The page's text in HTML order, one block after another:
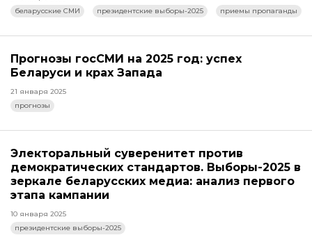
беларусские СМИ
президентские выборы-2025 приемы пропаганды
Прогнозы госСМИ на 2025 год: успех
Беларуси и крах Запада
21 января 2025
прогнозы
Электоральный суверенитет против
демократических стандартов. Выборы-2025 в
зеркале беларусских медиа: анализ первого
этапа кампании
10 января 2025
президентские выборы-2025